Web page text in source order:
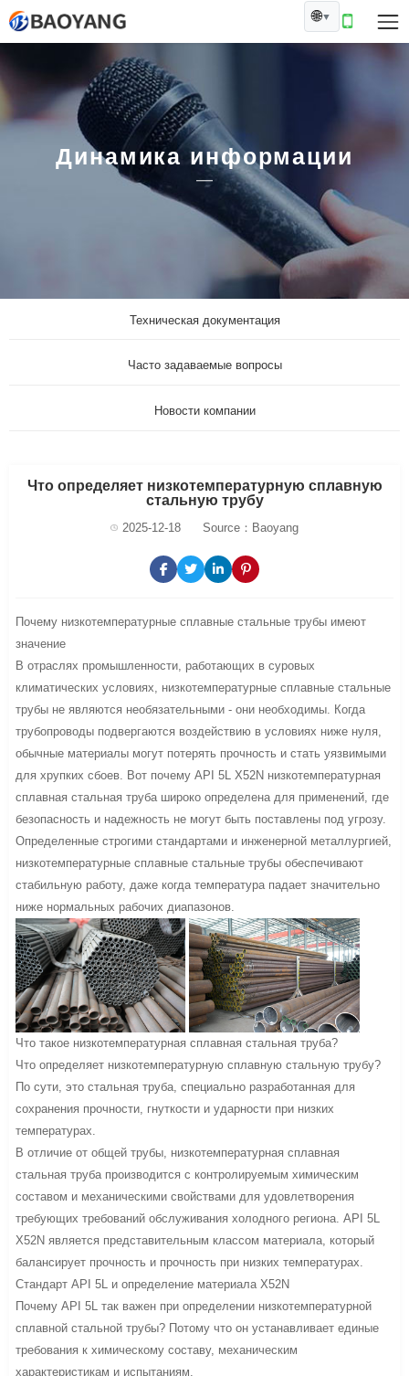
🌐▼
Динамика информации
Техническая документация
Часто задаваемые вопросы
Новости компании
Что определяет низкотемпературную сплавную
стальную трубу
2025-12-18 Source：Baoyang
Почему низкотемпературные сплавные стальные трубы имеют
значение
В отраслях промышленности, работающих в суровых
климатических условиях, низкотемпературные сплавные стальные
трубы не являются необязательными - они необходимы. Когда
трубопроводы подвергаются воздействию в условиях ниже нуля,
обычные материалы могут потерять прочность и стать уязвимыми
для хрупких сбоев. Вот почему API 5L X52N низкотемпературная
сплавная стальная труба широко определена для применений, где
безопасность и надежность не могут быть поставлены под угрозу.
Определенные строгими стандартами и инженерной металлургией,
низкотемпературные сплавные стальные трубы обеспечивают
стабильную работу, даже когда температура падает значительно
ниже нормальных рабочих диапазонов.
Что такое низкотемпературная сплавная стальная труба?
Что определяет низкотемпературную сплавную стальную трубу?
По сути, это стальная труба, специально разработанная для
сохранения прочности, гнуткости и ударности при низких
температурах.
В отличие от общей трубы, низкотемпературная сплавная
стальная труба производится с контролируемым химическим
составом и механическими свойствами для удовлетворения
требующих требований обслуживания холодного региона. API 5L
X52N является представительным классом материала, который
балансирует прочность и прочность при низких температурах.
Стандарт API 5L и определение материала X52N
Почему API 5L так важен при определении низкотемпературной
сплавной стальной трубы? Потому что он устанавливает единые
требования к химическому составу, механическим
характеристикам и испытаниям.